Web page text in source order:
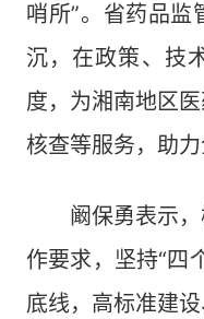
哨所”。省药品监
沉，在政策、技
度，为湘南地区
核查等服务，助
阚保勇表示，
作要求，坚持“四
底线，高标准建